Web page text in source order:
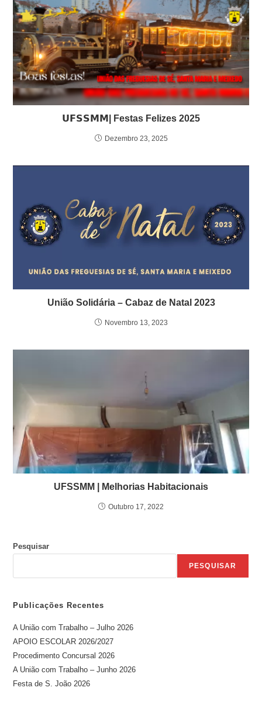
𝗨𝗙𝗦𝗦𝗠𝗠| Festas Felizes 2025
Dezembro 23, 2025
União Solidária – Cabaz de Natal 2023
Novembro 13, 2023
UFSSMM | Melhorias Habitacionais
Outubro 17, 2022
Pesquisar
PESQUISAR
Publicações Recentes
A União com Trabalho – Julho 2026
APOIO ESCOLAR 2026/2027
Procedimento Concursal 2026
A União com Trabalho – Junho 2026
Festa de S. João 2026